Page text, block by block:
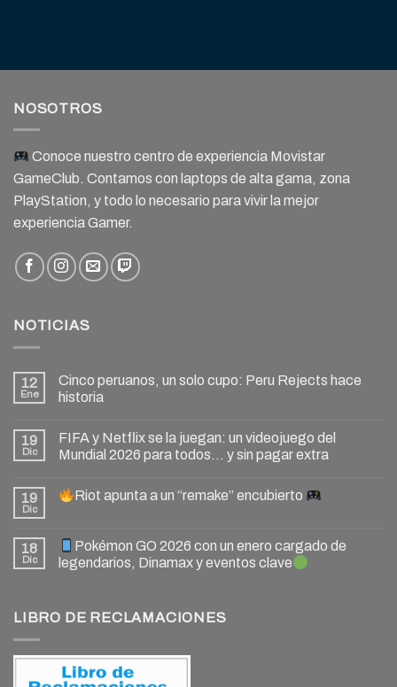
NOSOTROS
Conoce nuestro centro de experiencia Movistar
GameClub. Contamos con laptops de alta gama, zona
PlayStation, y todo lo necesario para vivir la mejor
experiencia Gamer.
NOTICIAS
12
Ene
Cinco peruanos, un solo cupo: Peru Rejects hace
historia
19
Dic
FIFA y Netflix se la juegan: un videojuego del
Mundial 2026 para todos… y sin pagar extra
19
Dic
Riot apunta a un “remake” encubierto
18
Dic
Pokémon GO 2026 con un enero cargado de
legendarios, Dinamax y eventos clave
LIBRO DE RECLAMACIONES